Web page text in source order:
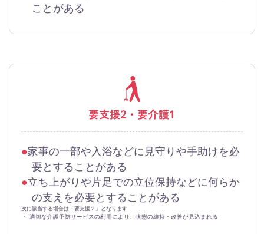
ことがある
要支援2・要介護1
家事の一部や入浴などに見守りや手助けを必
要とすることがある
立ち上がりや片足での立位保持などに何らか
の支えを必要とすることがある
次に該当する場合は「要支援２」となります
・ 適切な介護予防サービスの利用により、状態の維持・改善が見込まれる